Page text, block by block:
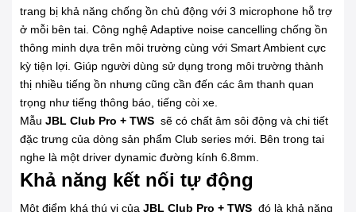
trang bị khả năng chống ồn chủ động với 3 microphone hỗ trợ
ở mỗi bên tai. Công nghệ Adaptive noise cancelling chống ồn
thông minh dựa trên môi trường cùng với Smart Ambient cực
kỳ tiện lợi. Giúp người dùng sử dụng trong môi trường thành
thị nhiều tiếng ồn nhưng cũng cần đến các âm thanh quan
trọng như tiếng thông báo, tiếng còi xe.
Mẫu JBL Club Pro + TWS sẽ có chất âm sôi động và chi tiết
đặc trưng của dòng sản phẩm Club series mới. Bên trong tai
nghe là một driver dynamic đường kính 6.8mm.
Khả năng kết nối tự động
Một điểm khá thú vị của JBL Club Pro + TWS đó là khả năng